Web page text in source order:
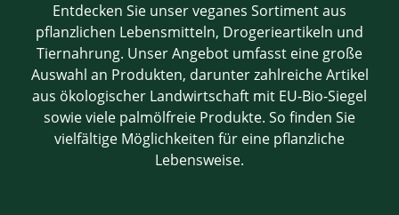
Entdecken Sie unser veganes Sortiment aus
pflanzlichen Lebensmitteln, Drogerieartikeln und
Tiernahrung. Unser Angebot umfasst eine große
Auswahl an Produkten, darunter zahlreiche Artikel
aus ökologischer Landwirtschaft mit EU-Bio-Siegel
sowie viele palmölfreie Produkte. So finden Sie
vielfältige Möglichkeiten für eine pflanzliche
Lebensweise.